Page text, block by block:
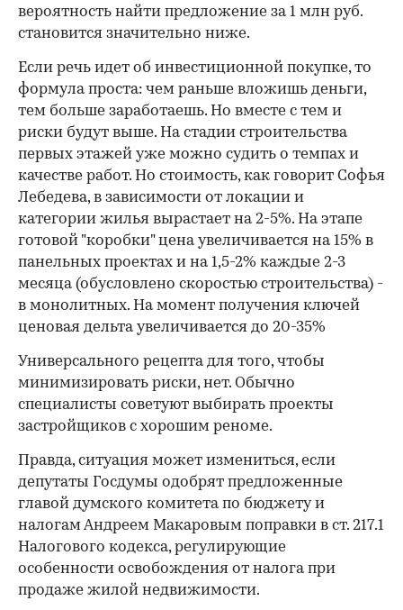
вероятность найти предложение за 1 млн руб.
становится значительно ниже.
Если речь идет об инвестиционной покупке, то
формула проста: чем раньше вложишь деньги,
тем больше заработаешь. Но вместе с тем и
риски будут выше. На стадии строительства
первых этажей уже можно судить о темпах и
качестве работ. Но стоимость, как говорит Софья
Лебедева, в зависимости от локации и
категории жилья вырастает на 2-5%. На этапе
готовой "коробки" цена увеличивается на 15% в
панельных проектах и на 1,5-2% каждые 2-3
месяца (обусловлено скоростью строительства) -
в монолитных. На момент получения ключей
ценовая дельта увеличивается до 20-35%
Универсального рецепта для того, чтобы
минимизировать риски, нет. Обычно
специалисты советуют выбирать проекты
застройщиков с хорошим реноме.
Правда, ситуация может измениться, если
депутаты Госдумы одобрят предложенные
главой думского комитета по бюджету и
налогам Андреем Макаровым поправки в ст. 217.1
Налогового кодекса, регулирующие
особенности освобождения от налога при
продаже жилой недвижимости.